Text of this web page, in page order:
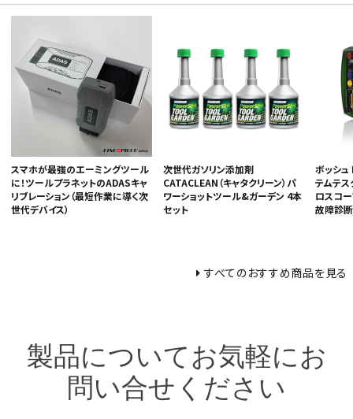
スマホが最強のエーミングツール
に！ツールプラネットのADASキャ
リブレーション（最短作業に導く次
世代デバイス）
次世代ガソリン添加剤
CATACLEAN（キャタクリーン）パ
ワーショットツール&ガーデン 4本
セット
ボッシ
テムテス
ロスコ
故障診断
すべてのおすすめ商品を見る